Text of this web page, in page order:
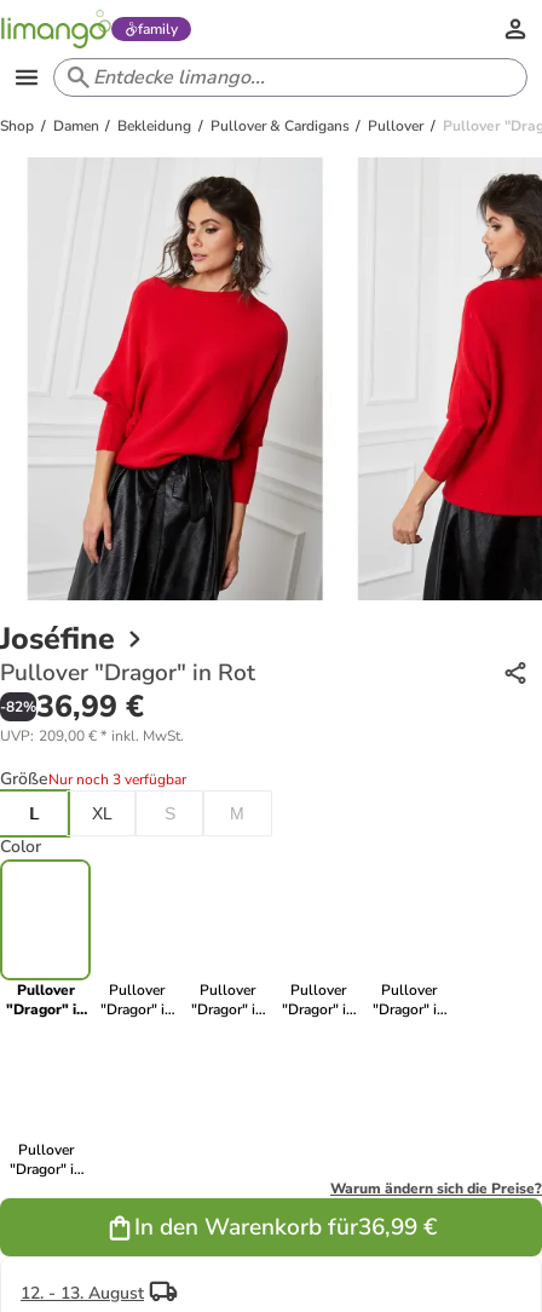
family
Shop Damen Bekleidung Pullover & Cardigans Pullover Pullover
Joséfine
Pullover "Dragor" in Rot
-82%36,99 €
UVP: 209,00 €* inkl. MwSt.
GrößeNur noch 3 verfügbar
L
XL S M
Color
Pullover
"Dragor" in
Pullover
"Dragor" in
Pullover
"Dragor" in
Pullover
"Dragor" in
Pullover
"Dragor" in
Pullover
"Dragor" in
Warum ändern sich die Preise?
In den Warenkorb für36,99 €
12. - 13. August